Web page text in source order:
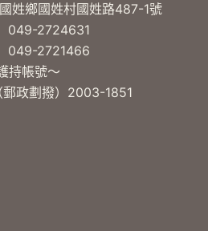
姓鄉國姓村國姓路487-1號
049-2724631
049-2721466
持帳號～
郵政劃撥）2003-1851